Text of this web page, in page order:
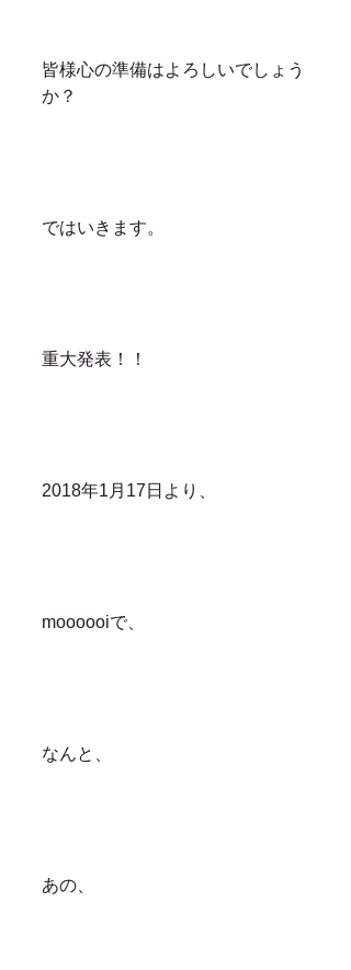
皆様心の準備はよろしいでしょう
か？
ではいきます。
重大発表！！
2018年1月17日より、
moooooiで、
なんと、
あの、